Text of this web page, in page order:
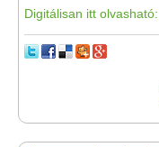
Digitálisan itt olvasható: